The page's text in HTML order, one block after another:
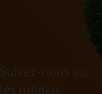
Suivez-nous sur
les médias